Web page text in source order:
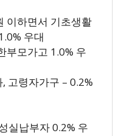
이하면서 기초생활
우대
부모가고 1.0% 우
고령자가구 – 0.2%
실납부자 0.2% 우